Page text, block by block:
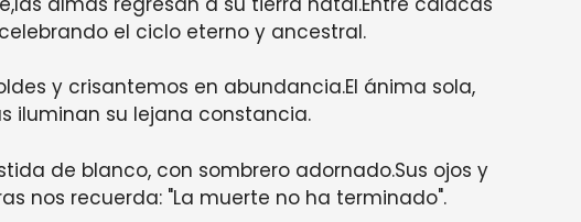
el ciclo eterno y ancestral.
y crisantemos en abundancia.El ánima sola,
iluminan su lejana constancia.
de blanco, con sombrero adornado.Sus ojos y
nos recuerda: "La muerte no ha terminado".